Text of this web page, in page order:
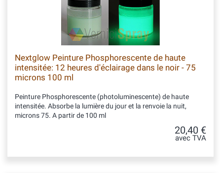
Nextglow Peinture Phosphorescente de haute
intensitée: 12 heures d'éclairage dans le noir - 75
microns 100 ml
Peinture Phosphorescente (photoluminescente) de haute
intensitée. Absorbe la lumière du jour et la renvoie la nuit,
microns 75. A partir de 100 ml
20,40 €
avec TVA